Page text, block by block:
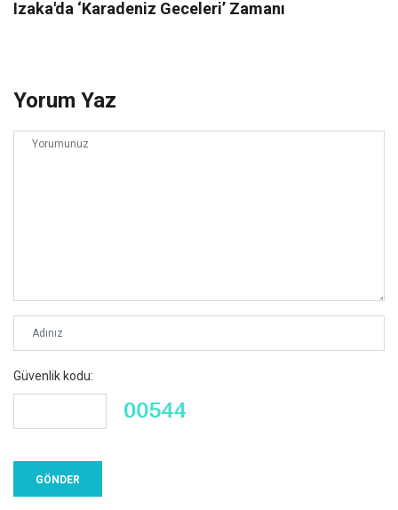
Izaka'da ‘Karadeniz Geceleri’ Zamanı
Yorum Yaz
Güvenlik kodu: